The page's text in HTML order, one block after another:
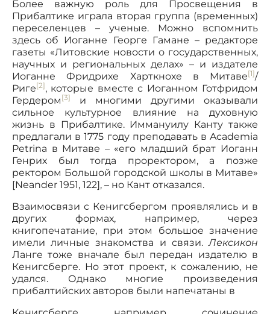
Более важную роль для Просвещения в
Прибалтике играла вторая группа (временных)
переселенцев – ученые. Можно вспомнить
здесь об Иоганне Георге Гамане – редакторе
газеты «Литовские новости о государственных,
научных и региональных делах» – и издателе
Иоганне Фридрихе Харткнохе в Митаве[1]/
Риге[2], которые вместе с Иоганном Готфридом
Гердером [3]
и многими другими оказывали
сильное культурное влияние на духовную
жизнь в Прибалтике. Иммануилу Канту также
предлагали в 1775 году преподавать в Academia
Petrina в Митаве – «его младший брат Иоганн
Генрих был тогда проректором, а позже
ректором Большой городской школы в Митаве»
[Neander 1951, 122], – но Кант отказался.
Взаимосвязи с Кенигсбергом проявлялись и в
других формах, например, через
книгопечатание, при этом большое значение
имели личные знакомства и связи.Лексикон
Ланге тоже вначале был передан издателю в
Кенигсберге. Но этот проект, к сожалению, не
удался. Однако многие произведения
прибалтийских авторов были напечатаны в